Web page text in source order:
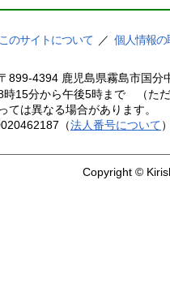
このサイトについて ／ 個人情報の
899-4394 鹿児島県霧島市国
時15分から午後5時まで （た
ては異なる場合があります。
（法人番号について
Copyright ©